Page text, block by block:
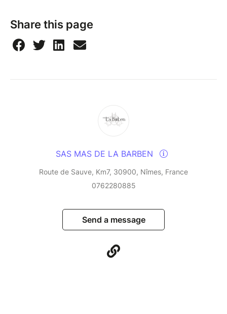
Share this page
SAS MAS DE LA BARBEN
Route de Sauve, Km7, 30900, Nîmes, France
0762280885
Send a message